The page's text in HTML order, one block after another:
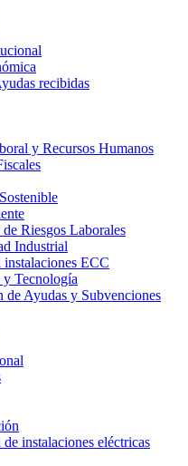
recibidas
y Recursos Humanos
Riesgos Laborales
Industrial
ECC
Tecnología
de Ayudas y Subvenciones
instalaciones eléctricas